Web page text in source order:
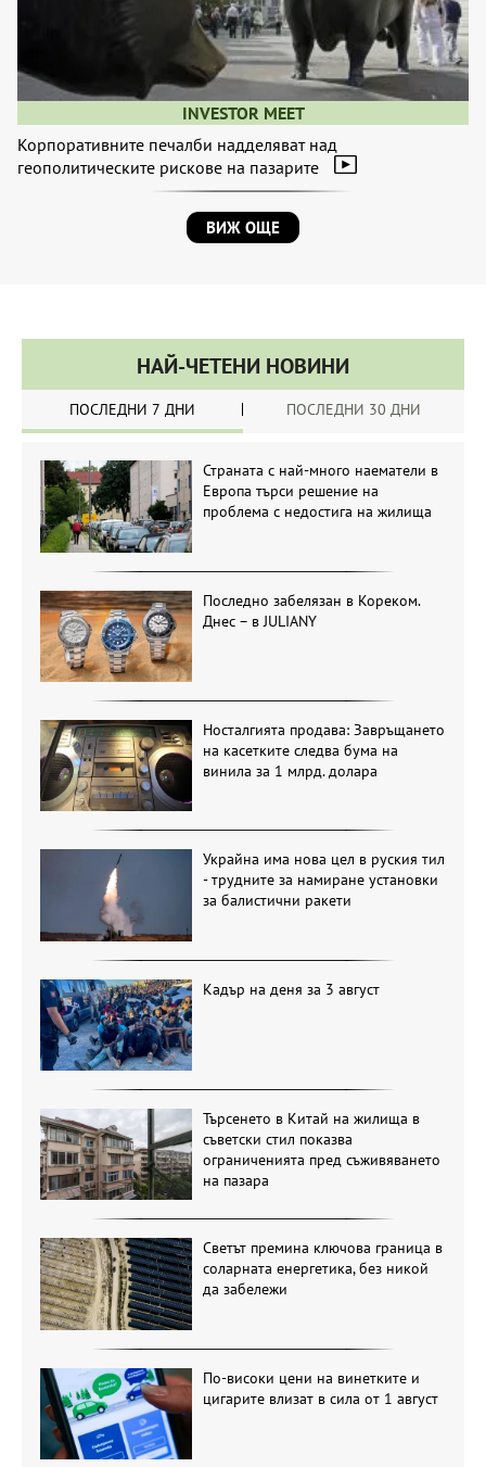
INVESTOR MEET
Корпоративните печалби надделяват над
геополитическите рискове на пазарите
ВИЖ ОЩЕ
НАЙ-ЧЕТЕНИ НОВИНИ
ПОСЛЕДНИ 7 ДНИ ПОСЛЕДНИ 30 ДНИ
Страната с най-много наематели в
Европа търси решение на
проблема с недостига на жилища
Последно забелязан в Кореком.
Днес – в JULIANY
Носталгията продава: Завръщането
на касетките следва бума на
винила за 1 млрд. долара
Украйна има нова цел в руския тил
- трудните за намиране установки
за балистични ракети
Кадър на деня за 3 август
Търсенето в Китай на жилища в
съветски стил показва
ограниченията пред съживяването
на пазара
Светът премина ключова граница в
соларната енергетика, без никой
да забележи
По-високи цени на винетките и
цигарите влизат в сила от 1 август